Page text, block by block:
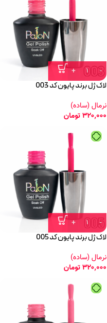
لاک ژل برند پایون کد 003
نرمال (ساده)
320,000تومان
لاک ژل برند پایون کد 005
نرمال (ساده)
320,000تومان